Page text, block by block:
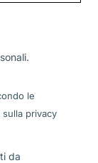
le
sulla privacy
da